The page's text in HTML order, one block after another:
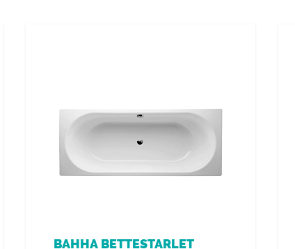
ВАННА BETTESTARLET